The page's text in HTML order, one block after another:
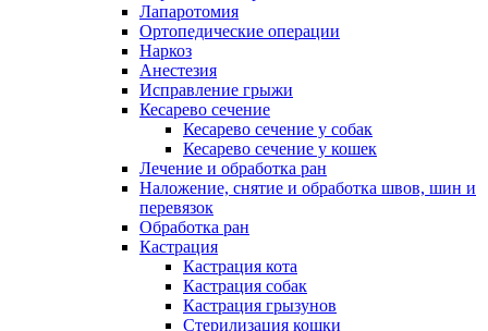
Лапаротомия
Ортопедические операции
Наркоз
Анестезия
Исправление грыжи
Кесарево сечение
Кесарево сечение у собак
Кесарево сечение у кошек
Лечение и обработка ран
Наложение, снятие и обработка швов, шин и
перевязок
Обработка ран
Кастрация
Кастрация кота
Кастрация собак
Кастрация грызунов
Стерилизация кошки